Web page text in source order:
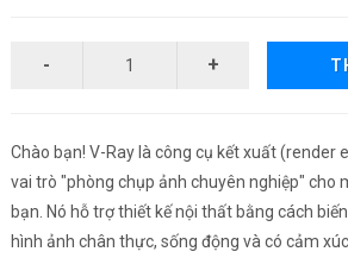
Chào bạn! V-Ray là công cụ kết xuất (render
vai trò "phòng chụp ảnh chuyên nghiệp" cho
bạn. Nó hỗ trợ thiết kế nội thất bằng cách
hình ảnh chân thực, sống động và có cảm